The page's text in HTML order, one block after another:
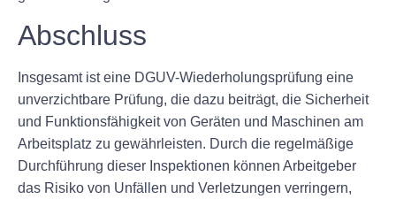
Abschluss
Insgesamt ist eine DGUV-Wiederholungsprüfung eine
unverzichtbare Prüfung, die dazu beiträgt, die Sicherheit
und Funktionsfähigkeit von Geräten und Maschinen am
Arbeitsplatz zu gewährleisten. Durch die regelmäßige
Durchführung dieser Inspektionen können Arbeitgeber
das Risiko von Unfällen und Verletzungen verringern,